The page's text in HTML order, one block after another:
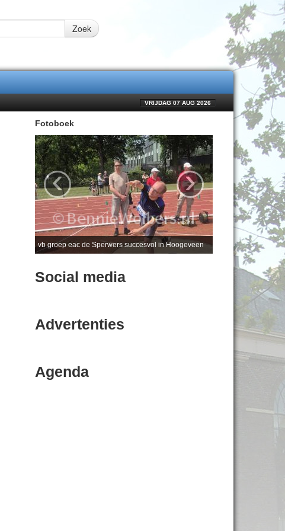
Zoek
VRIJDAG 07 AUG 2026
Fotoboek
vb groep eac de Sperwers succesvol in Hoogeveen
‹ ›
Social media
Advertenties
Agenda